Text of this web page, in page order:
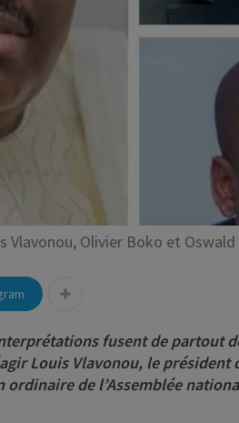
Vlavonou, Olivier Boko et
fusent de partout
Louis Vlavonou, le président
ordinaire de l’Assemblée